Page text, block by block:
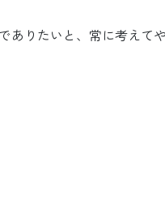
ありたいと、常に考えて